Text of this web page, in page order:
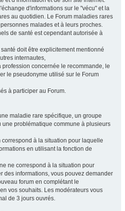
d'informations sur le "vécu" et la
au quotidien. Le Forum maladies rares
malades et à leurs proches.
de santé est cependant autorisée à
doit être explicitement mentionné
internautes,
concernée le recommande, le
le pseudonyme utilisé sur le Forum
à participer au Forum.
maladie rare spécifique, un groupe
une problématique commune à plusieurs
à la situation pour laquelle
en utilisant la fonction de
ne correspond à la situation pour
des informations, vous pouvez demander
forum en complétant le
vos souhaits. Les modérateurs vous
de 3 jours ouvrés.